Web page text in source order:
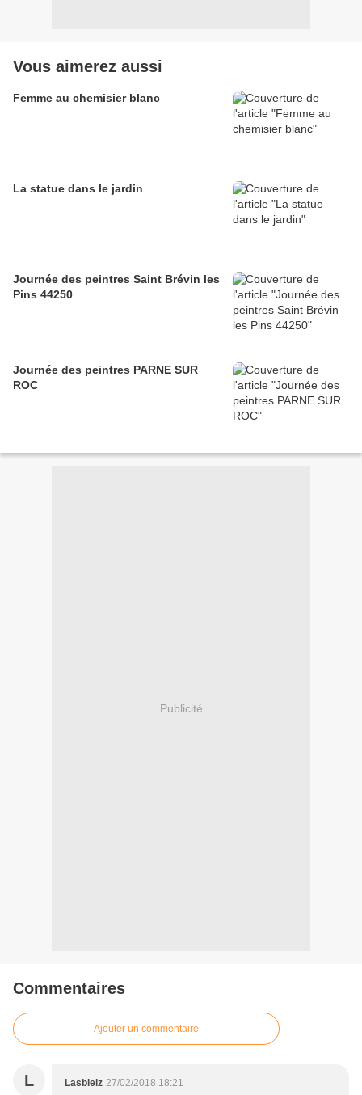
Vous aimerez aussi
Femme au chemisier blanc
La statue dans le jardin
Journée des peintres Saint Brévin les
Pins 44250
Journée des peintres PARNE SUR
ROC
Publicité
Commentaires
Ajouter un commentaire
L Lasbleiz 27/02/2018 18:21